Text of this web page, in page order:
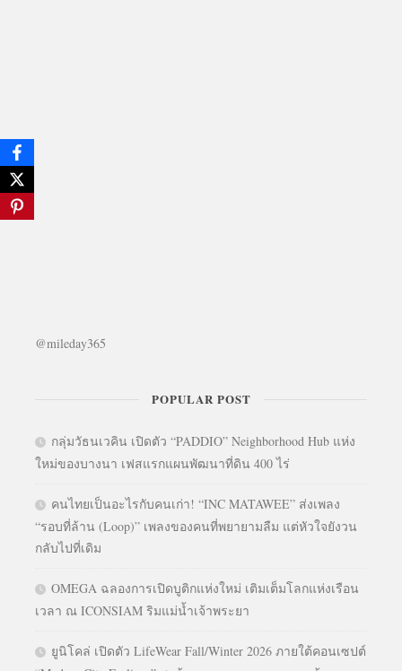
@mileday365
POPULAR POST
กลุ่มวัธนเวคิน เปิดตัว “PADDIO” Neighborhood Hub แห่ง
ใหม่ของบางนา เฟสแรกแผนพัฒนาที่ดิน 400 ไร่
คนไทยเป็นอะไรกับคนเก่า! “INC MATAWEE” ส่งเพลง
“รอบที่ล้าน (Loop)” เพลงของคนที่พยายามลืม แต่หัวใจยังวน
กลับไปที่เดิม
OMEGA ฉลองการเปิดบูติกแห่งใหม่ เติมเต็มโลกแห่งเรือน
เวลา ณ ICONSIAM ริมแม่น้ำเจ้าพระยา
ยูนิโคล่ เปิดตัว LifeWear Fall/Winter 2026 ภายใต้คอนเซปต์